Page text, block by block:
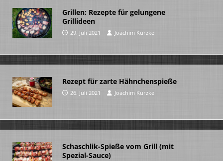
Grillen: Rezepte für gelungene
Grillideen
29. Juli 2021 Joachim Kurzke
Rezept für zarte Hähnchenspieße
26. Juli 2021 Joachim Kurzke
Schaschlik-Spieße vom Grill (mit
Spezial-Sauce)